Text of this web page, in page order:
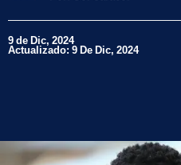
9 de Dic, 2024
Actualizado: 9 De Dic, 2024